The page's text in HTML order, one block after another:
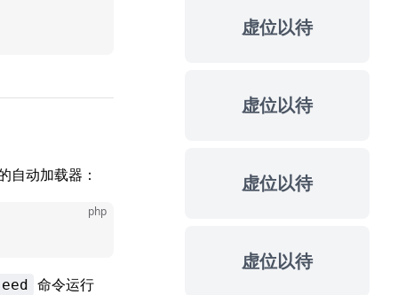
虚位以待
虚位以待
虚位以待
虚位以待
动加载器：
php
命令运行